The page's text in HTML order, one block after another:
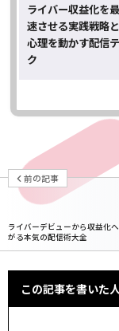
ライバー収益化を
速させる実践戦略
心理を動かす配信
ク
前の記事
ライバーデビューから収益化
がる本気の配信術大全
この記事を書いた人